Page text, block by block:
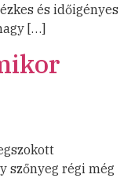
és időigényes
[…]
szőnyeg régi még